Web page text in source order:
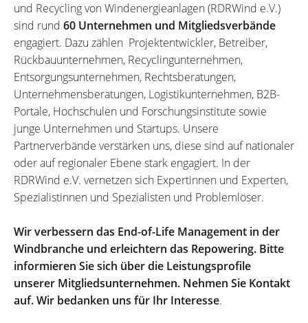
und Recycling von Windenergieanlagen (RDRWind e.V.)
sind rund 60 Unternehmen und Mitgliedsverbände
engagiert. Dazu zählen Projektentwickler, Betreiber,
Rückbauunternehmen, Recyclingunternehmen,
Entsorgungsunternehmen, Rechtsberatungen,
Unternehmensberatungen, Logistikunternehmen, B2B-
Portale, Hochschulen und Forschungsinstitute sowie
junge Unternehmen und Startups. Unsere
Partnerverbände verstärken uns, diese sind auf nationaler
oder auf regionaler Ebene stark engagiert. In der
RDRWind e.V. vernetzen sich Expertinnen und Experten,
Spezialistinnen und Spezialisten und Problemlöser.
Wir verbessern das End-of-Life Management in der
Windbranche und erleichtern das Repowering. Bitte
informieren Sie sich über die Leistungsprofile
unserer Mitgliedsunternehmen. Nehmen Sie Kontakt
auf. Wir bedanken uns für Ihr Interesse.